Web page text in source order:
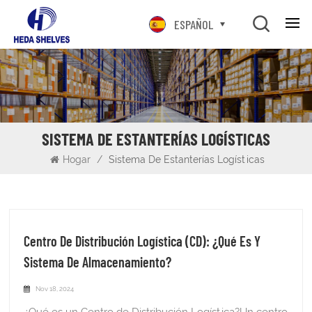
ESPAÑOL
SISTEMA DE ESTANTERÍAS LOGÍSTICAS
Hogar / Sistema De Estanterías Logísticas
Centro De Distribución Logística (CD): ¿Qué Es Y
Sistema De Almacenamiento?
Nov 18, 2024